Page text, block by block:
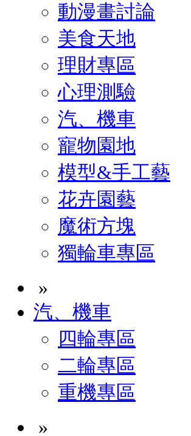
動漫畫討論
美食天地
理財專區
心理測驗
汽、機車
寵物園地
模型&手工藝
花卉園藝
魔術方塊
獨輪車專區
»
汽、機車
四輪專區
二輪專區
重機專區
»